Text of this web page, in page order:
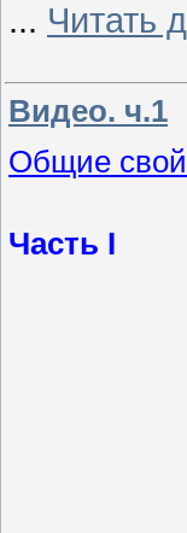
... Читать
Видео. ч.1
Общие
Часть I